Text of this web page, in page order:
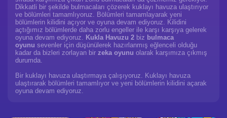
Dikkatli bir şekilde bulmacaları çözerek kuklayı havuza ulaştırıyor
ve bölümleri tamamlıyoruz. Bölümleri tamamlayarak yeni
bölümlerin kilidini açıyor ve oyuna devam ediyoruz. Kilidini
açtığımız bölümlerde daha zorlu engeller ile karşı karşıya gelerek
oyuna devam ediyoruz. Kukla Havuzu 2 biz bulmaca
oyunu sevenler için düşünülerek hazırlanmış eğlenceli olduğu
kadar da bizleri zorlayan bir zeka oyunu olarak karşımıza çıkmış
durumda.
Bir kuklayı havuza ulaştırmaya çalışıyoruz. Kuklayı havuza
ulaştırarak bölümleri tamamlıyor ve yeni bölümlerin kilidini açarak
oyuna devam ediyoruz.